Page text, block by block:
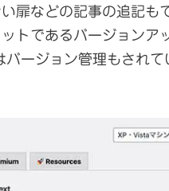
扉などの記事の追記も
トであるバージョン
ージョン管理もされて